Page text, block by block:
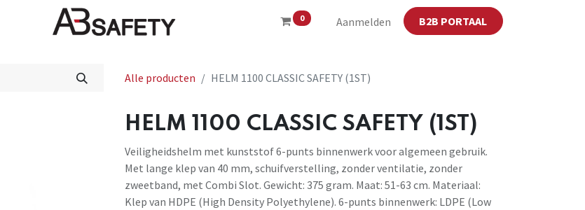
0 Aanmelden B2B PORTAAL
Winkel CE
Alle producten HELM 1100 CLASSIC SAFETY (1ST)
HELM 1100 CLASSIC SAFETY (1ST)
Veiligheidshelm met kunststof 6-punts binnenwerk voor algemeen gebruik.
Met lange klep van 40 mm, schuifverstelling, zonder ventilatie, zonder
zweetband, met Combi Slot. Gewicht: 375 gram. Maat: 51-63 cm. Materiaal:
Klep van HDPE (High Density Polyethylene). 6-punts binnenwerk: LDPE (Low